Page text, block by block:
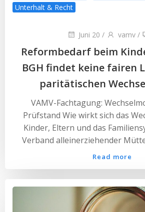
Unterhalt & Recht
Juni 20 / vamv /
Reformbedarf beim
BGH findet keine fairen
paritätischen
VAMV-Fachtagung:
Prüfstand Wie wirkt sich das
Kinder, Eltern und das
Verband alleinerziehender
Read more